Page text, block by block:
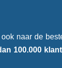
naar de
100.000